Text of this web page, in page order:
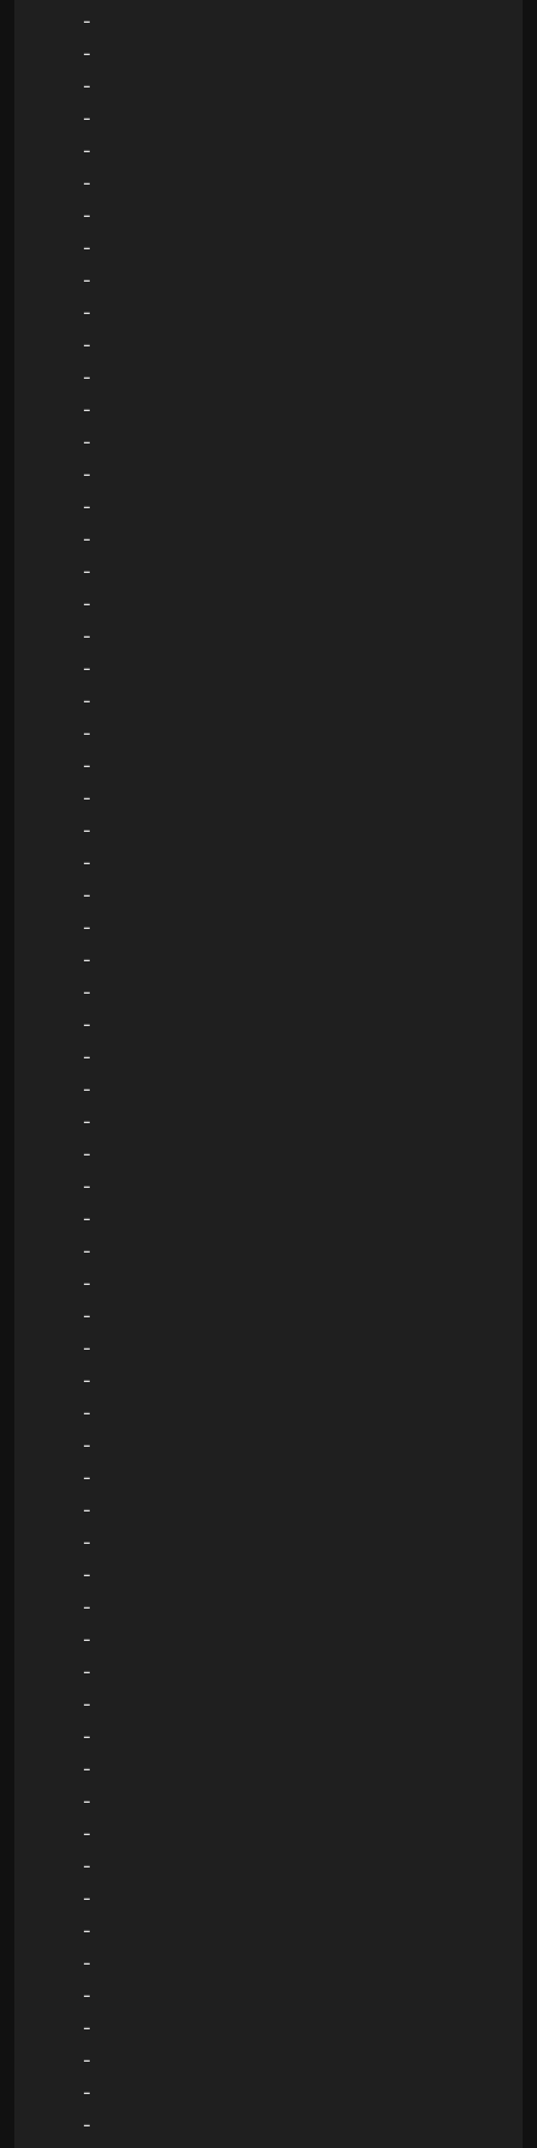
-
-
-
-
-
-
-
-
-
-
-
-
-
-
-
-
-
-
-
-
-
-
-
-
-
-
-
-
-
-
-
-
-
-
-
-
-
-
-
-
-
-
-
-
-
-
-
-
-
-
-
-
-
-
-
-
-
-
-
-
-
-
-
-
-
-